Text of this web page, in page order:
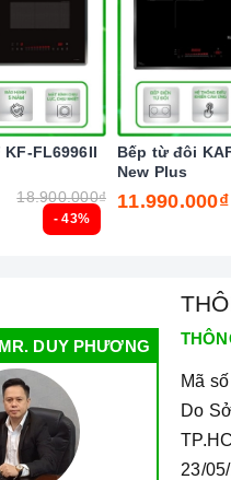
trẻ em:
Tránh trường hợp
- 43%
FL6996II
18.900.000₫
Bếp từ đôi
New Plus
11.990.000₫
DUY PHƯƠNG
Mã
Do
23/